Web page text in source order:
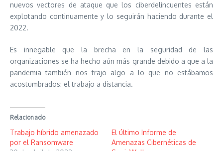
nuevos vectores de ataque que los ciberdelincuentes están
explotando continuamente y lo seguirán haciendo durante el
2022.
Es innegable que la brecha en la seguridad de las
organizaciones se ha hecho aún más grande debido a que a la
pandemia también nos trajo algo a lo que no estábamos
acostumbrados: el trabajo a distancia.
Relacionado
Trabajo híbrido amenazado
por el Ransomware
El último Informe de
Amenazas Cibernéticas de